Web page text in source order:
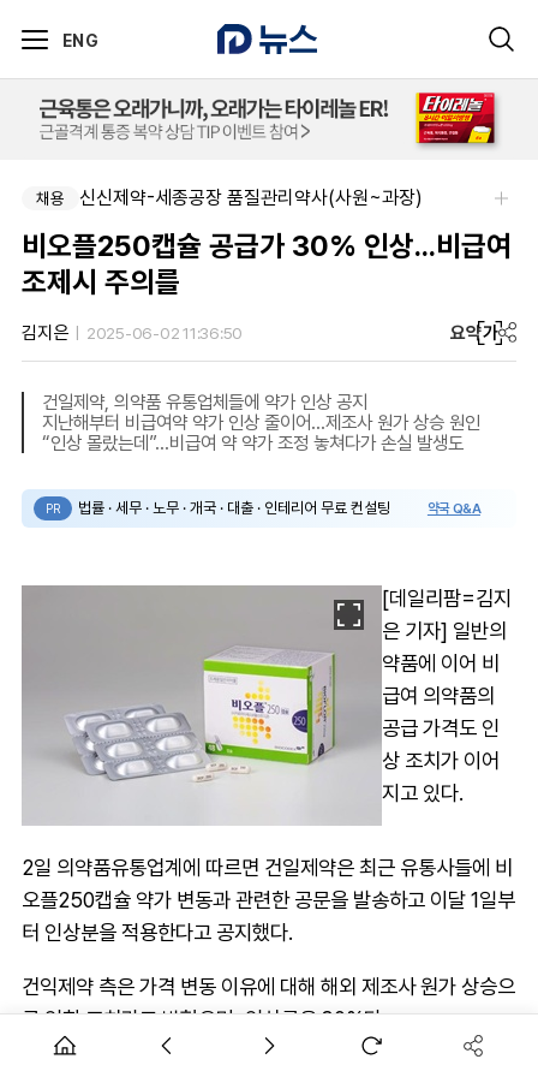
ENG
채용 신신제약-세종공장 품질관리약사(사원~과장)
비오플250캡슐 공급가 30% 인상...비급여
조제시 주의를
김지은 2025-06-02 11:36:50 요약가
건일제약, 의약품 유통업체들에 약가 인상 공지
지난해부터 비급여약 약가 인상 줄이어…제조사 원가 상승 원인
“인상 몰랐는데”…비급여 약 약가 조정 놓쳐다가 손실 발생도
PR 법률 · 세무 · 노무 · 개국 · 대출 · 인테리어 무료 컨설팅 약국 Q&A
[데일리팜=김지
은 기자] 일반의
약품에 이어 비
급여 의약품의
공급 가격도 인
상 조치가 이어
지고 있다.
2일 의약품유통업계에 따르면 건일제약은 최근 유통사들에 비
오플250캡슐 약가 변동과 관련한 공문을 발송하고 이달 1일부
터 인상분을 적용한다고 공지했다.
건익제약 측은 가격 변동 이유에 대해 해외 제조사 원가 상승으
로 인한 조치라고 밝혔으며, 인상률은 30%다.